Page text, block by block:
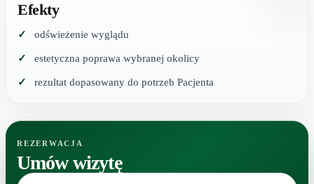
Efekty
odświeżenie wyglądu
estetyczna poprawa wybranej okolicy
rezultat dopasowany do potrzeb Pacjenta
REZERWACJA
Umów wizytę